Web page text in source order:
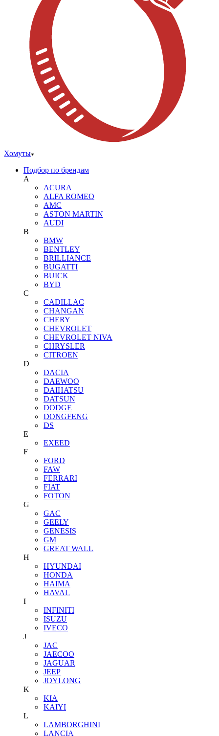
Хомуты
Подбор по брендам
A
ACURA
ALFA ROMEO
AMC
ASTON MARTIN
AUDI
B
BMW
BENTLEY
BRILLIANCE
BUGATTI
BUICK
BYD
C
CADILLAC
CHANGAN
CHERY
CHEVROLET
CHEVROLET NIVA
CHRYSLER
CITROEN
D
DACIA
DAEWOO
DAIHATSU
DATSUN
DODGE
DONGFENG
DS
E
EXEED
F
FORD
FAW
FERRARI
FIAT
FOTON
G
GAC
GEELY
GENESIS
GM
GREAT WALL
H
HYUNDAI
HONDA
HAIMA
HAVAL
I
INFINITI
ISUZU
IVECO
J
JAC
JAECOO
JAGUAR
JEEP
JOYLONG
K
KIA
KAIYI
L
LAMBORGHINI
LANCIA